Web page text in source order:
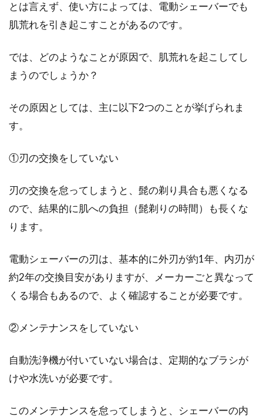
髭剃りアイテムのブラシやカミソ
リ、100均商品のおすすめ！
男性のみなさんは、髭剃りにどんなアイテムを
使っていますか？理容室で使われているよう
因や真相＆対策をご紹介！
「髭を剃ると濃くなる」ということを耳にした
ことはありませんか？とは言っても、男性は毎
髭剃りを毎日すると肌によくない？
正しい方法で肌を守ろう！
「髭剃りは、毎日するのが日課」という男性は
がピリピリと...
毎日の髭剃りにおすすめ！肌弱い人
とは言えず、使い方によっては、電動シェーバーでも
肌荒れを引き起こすことがあるのです。
では、どのようなことが原因で、肌荒れを起こしてし
まうのでしょうか？
その原因としては、主に以下2つのことが挙げられま
す。
①刃の交換をしていない
刃の交換を怠ってしまうと、髭の剃り具合も悪くなる
ので、結果的に肌への負担（髭剃りの時間）も長くな
ります。
電動シェーバーの刃は、基本的に外刃が約1年、内刃が
約2年の交換目安がありますが、メーカーごと異なって
くる場合もあるので、よく確認することが必要です。
②メンテナンスをしていない
自動洗浄機が付いていない場合は、定期的なブラシが
けや水洗いが必要です。
このメンテナンスを怠ってしまうと、シェーバーの内